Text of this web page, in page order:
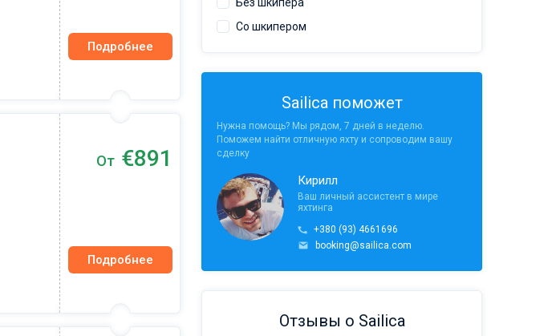
Подробнее
От €891
Подробнее
Со шкипером
Sailica поможет
Нужна помощь? Мы рядом, 7 дней в неделю.
Поможем найти отличную яхту и сопроводим вашу
сделку
Кирилл
Ваш личный ассистент в мире
яхтинга
+380 (93) 4661696
booking@sailica.com
Отзывы о Sailica